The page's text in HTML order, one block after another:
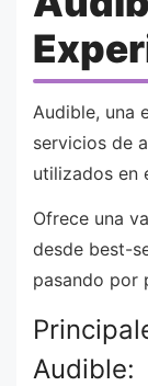
Audible, una
servicios de
utilizados en
Ofrece una
desde best-
pasando por
Audible: